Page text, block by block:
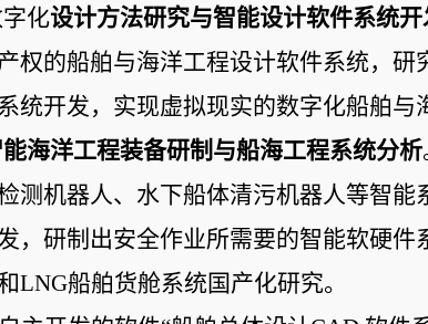
化设计方法研究与智能设计软件系统开
权的船舶与海洋工程设计软件系统，
统开发，实现虚拟现实的数字化船舶与
海洋工程装备研制与船海工程系统分析
测机器人、水下船体清污机器人等智
，研制出安全作业所需要的智能软硬
LNG船舶货舱系统国产化研究。